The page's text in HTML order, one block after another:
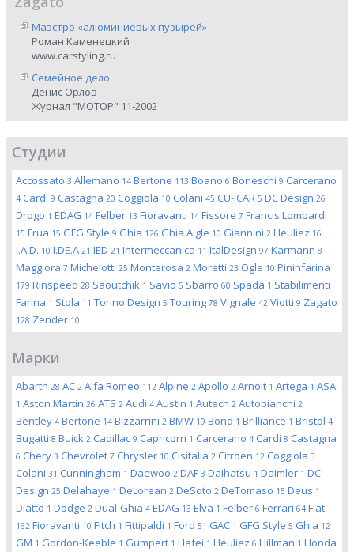
Маэстро «алюминиевых пузырей»
Роман Каменецкий
www.carstyling.ru
Семейное дело
Денис Орлов
Журнал "МОТОР" 11-2002
Студии
Accossato 3 Allemano 14 Bertone 113 Boano 6 Boneschi 9 Carcerano
4 Cardi 9 Castagna 20 Coggiola 10 Colani 45 CU-ICAR 5 DC Design 26
Drogo 1 EDAG 14 Felber 13 Fioravanti 14 Fissore 7 Francis Lombardi
15 Frua 15 GFG Style 9 Ghia 126 Ghia Aigle 10 Giannini 2 Heuliez 16
I.A.D. 10 I.DE.A 21 IED 21 Intermeccanica 11 ItalDesign 97 Karmann 8
Maggiora 7 Michelotti 25 Monterosa 2 Moretti 23 Ogle 10 Pininfarina
179 Rinspeed 28 Saoutchik 1 Savio 5 Sbarro 60 Spada 1 Stabilimenti
Farina 1 Stola 11 Torino Design 5 Touring 78 Vignale 42 Viotti 9 Zagato
128 Zender 10
Марки
Abarth 28 AC 2 Alfa Romeo 112 Alpine 2 Apollo 2 Arnolt 1 Artega 1 ASA
1 Aston Martin 26 ATS 2 Audi 4 Austin 1 Autech 2 Autobianchi 2
Bentley 4 Bertone 14 Bizzarrini 2 BMW 19 Bond 1 Brilliance 1 Bristol 4
Bugatti 8 Buick 2 Cadillac 9 Capricorn 1 Carcerano 4 Cardi 8 Castagna
6 Chery 3 Chevrolet 7 Chrysler 10 Cisitalia 2 Citroen 12 Coggiola 3
Colani 31 Cunningham 1 Daewoo 2 DAF 3 Daihatsu 1 Daimler 1 DC
Design 25 Delahaye 1 DeLorean 2 DeSoto 2 DeTomaso 15 Deus 1
Diatto 1 Dodge 2 Dual-Ghia 4 EDAG 13 Elva 1 Felber 6 Ferrari 64 Fiat
162 Fioravanti 10 Fitch 1 Fittipaldi 1 Ford 51 GAC 1 GFG Style 5 Ghia 12
GM 1 Gordon-Keeble 1 Gumpert 1 Hafei 1 Heuliez 6 Hillman 1 Honda